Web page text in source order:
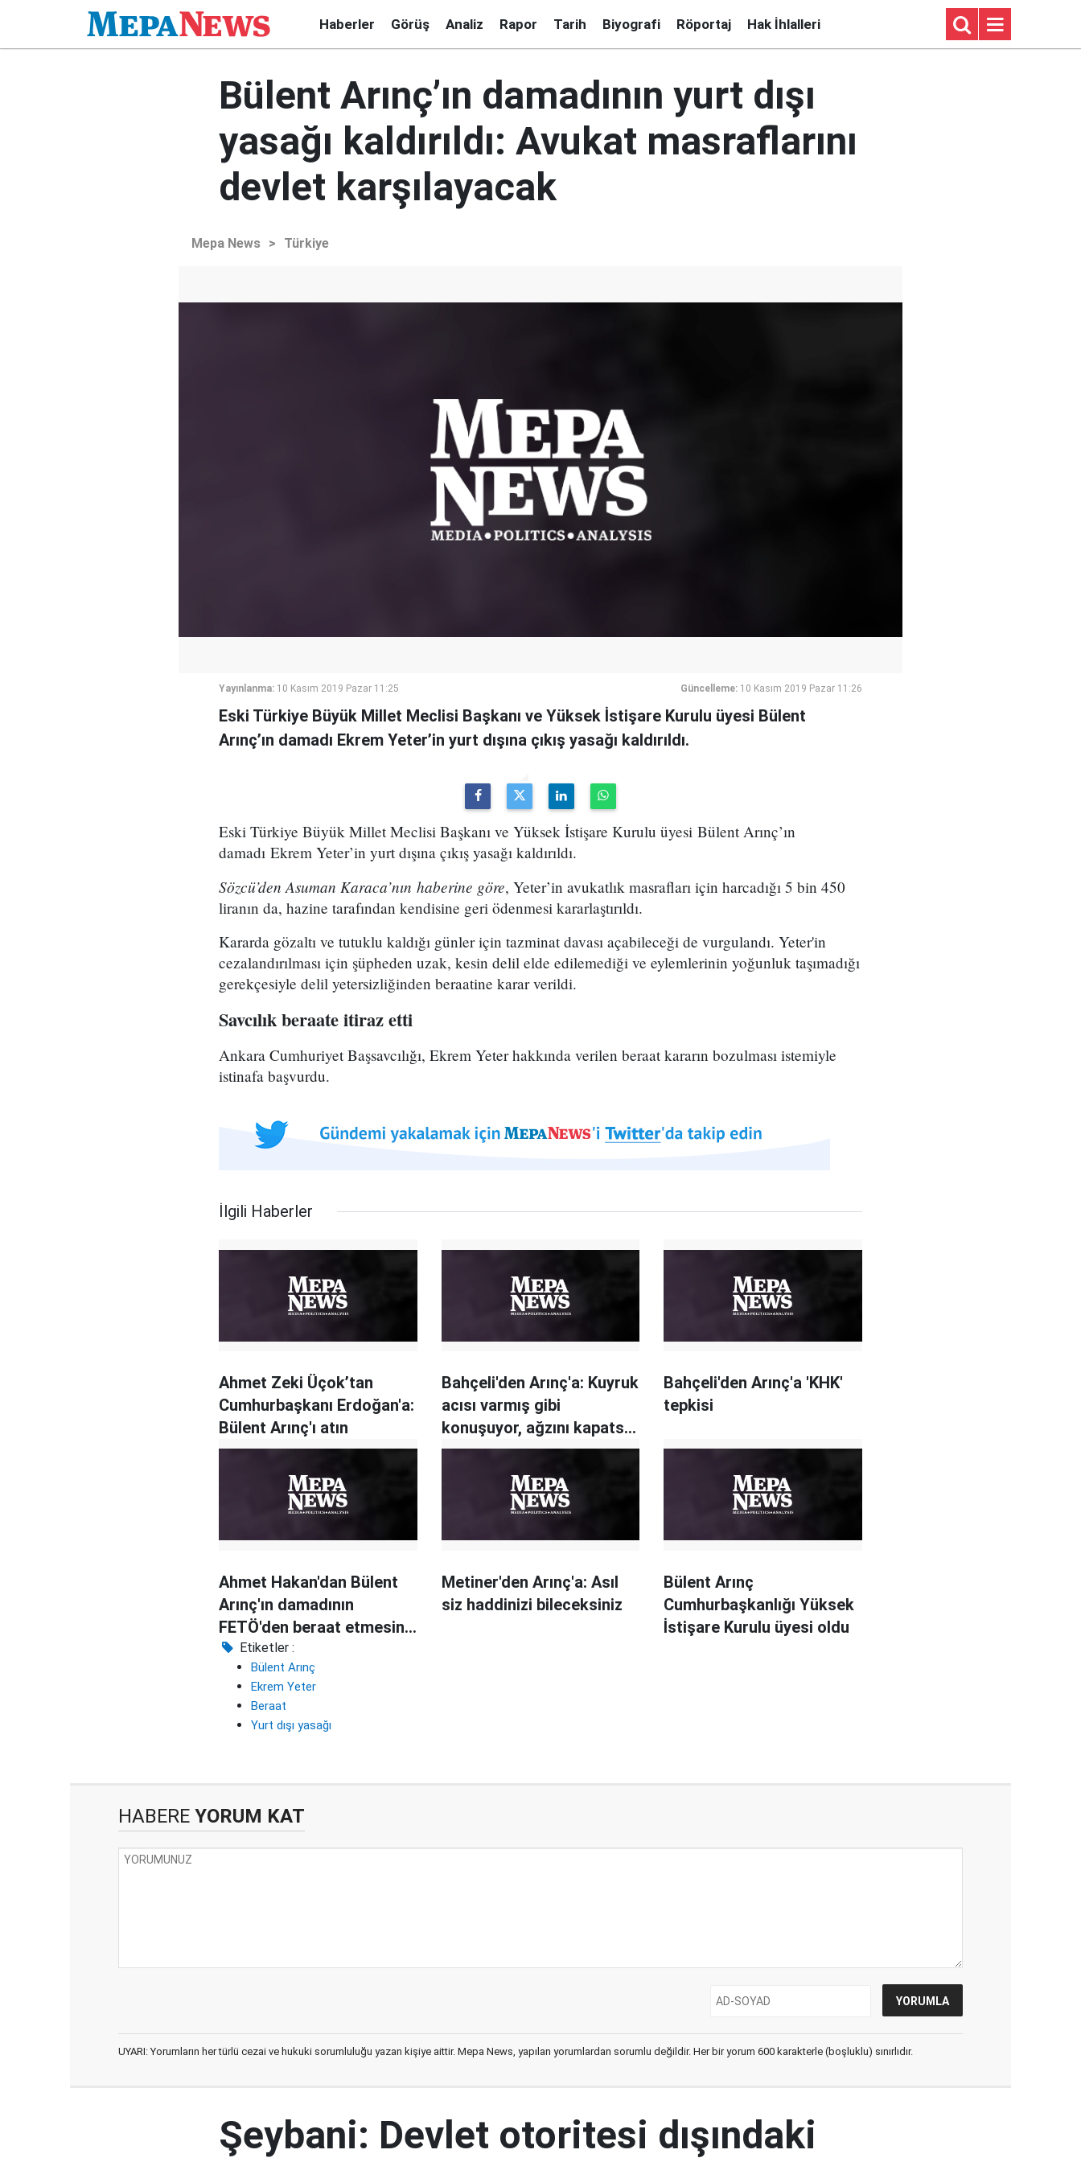
Haberler Görüş Analiz Rapor Tarih Biyografi Röportaj Hak İhlalleri
Bülent Arınç’ın damadının yurt dışı
yasağı kaldırıldı: Avukat masraflarını
devlet karşılayacak
Mepa News > Türkiye
Yayınlanma: 10 Kasım 2019 Pazar 11:25 Güncelleme: 10 Kasım 2019 Pazar 11:26
Eski Türkiye Büyük Millet Meclisi Başkanı ve Yüksek İstişare Kurulu üyesi Bülent
Arınç’ın damadı Ekrem Yeter’in yurt dışına çıkış yasağı kaldırıldı.
Eski Türkiye Büyük Millet Meclisi Başkanı ve Yüksek İstişare Kurulu üyesi Bülent Arınç’ın
damadı Ekrem Yeter’in yurt dışına çıkış yasağı kaldırıldı.
Sözcü’den Asuman Karaca’nın haberine göre, Yeter’in avukatlık masrafları için harcadığı 5 bin 450
liranın da, hazine tarafından kendisine geri ödenmesi kararlaştırıldı.
Kararda gözaltı ve tutuklu kaldığı günler için tazminat davası açabileceği de vurgulandı. Yeter'in
cezalandırılması için şüpheden uzak, kesin delil elde edilemediği ve eylemlerinin yoğunluk taşımadığı
gerekçesiyle delil yetersizliğinden beraatine karar verildi.
Savcılık beraate itiraz etti
Ankara Cumhuriyet Başsavcılığı, Ekrem Yeter hakkında verilen beraat kararın bozulması istemiyle
istinafa başvurdu.
İlgili Haberler
Ahmet Zeki Üçok’tan
Cumhurbaşkanı Erdoğan'a:
Bülent Arınç'ı atın
Bahçeli'den Arınç'a: Kuyruk
acısı varmış gibi
konuşuyor, ağzını kapatsa
iyi olacak
Bahçeli'den Arınç'a 'KHK'
tepkisi
Ahmet Hakan'dan Bülent
Arınç'ın damadının
FETÖ'den beraat etmesine
tepki
Metiner'den Arınç'a: Asıl
siz haddinizi bileceksiniz
Bülent Arınç
Cumhurbaşkanlığı Yüksek
İstişare Kurulu üyesi oldu
Etiketler :
Bülent Arınç
Ekrem Yeter
Beraat
Yurt dışı yasağı
HABERE YORUM KAT
UYARI: Yorumların her türlü cezai ve hukuki sorumluluğu yazan kişiye aittir. Mepa News, yapılan yorumlardan sorumlu değildir. Her bir yorum 600 karakterle (boşluklu) sınırlıdır.
Şeybani: Devlet otoritesi dışındaki